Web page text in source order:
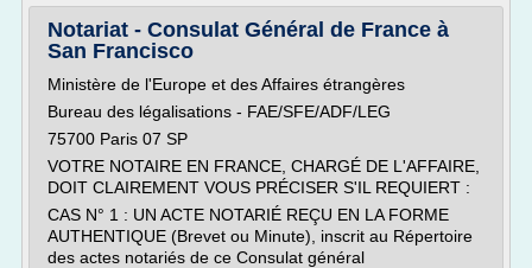
Notariat - Consulat Général de France à
San Francisco
Ministère de l'Europe et des Affaires étrangères
Bureau des légalisations - FAE/SFE/ADF/LEG
75700 Paris 07 SP
VOTRE NOTAIRE EN FRANCE, CHARGÉ DE L'AFFAIRE,
DOIT CLAIREMENT VOUS PRÉCISER S'IL REQUIERT :
CAS N° 1 : UN ACTE NOTARIÉ REÇU EN LA FORME
AUTHENTIQUE (Brevet ou Minute), inscrit au Répertoire
des actes notariés de ce Consulat général